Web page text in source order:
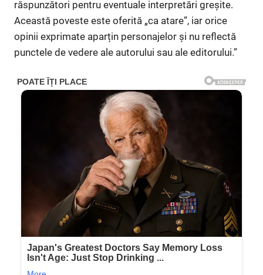
răspunzători pentru eventuale interpretări greșite.
Această poveste este oferită „ca atare”, iar orice
opinii exprimate aparțin personajelor și nu reflectă
punctele de vedere ale autorului sau ale editorului.”